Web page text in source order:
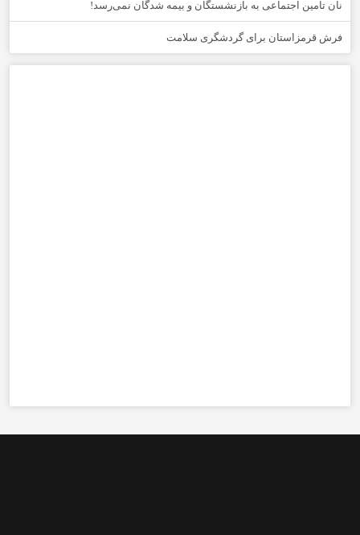
نان تامین اجتماعی به بازنشستگان و بیمه شدگان نمی‌رسد!
فرش قرمزاستان برای گردشگری سلامت